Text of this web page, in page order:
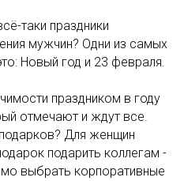
таки праздники
мужчин? Одни из самых
Новый год и 23 февраля.
праздником в году
отмечают и ждут все.
Для женщин
подарить коллегам -
выбрать корпоративные